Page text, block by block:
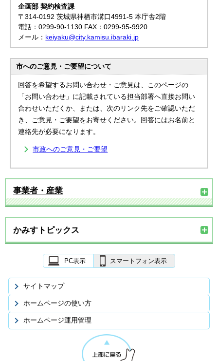
企画部 契約検査課
〒314-0192 茨城県神栖市溝口4991-5 本庁舎2階
電話：0299-90-1130 FAX：0299-95-9920
メール： keiyaku@city.kamisu.ibaraki.jp
市へのご意見・ご要望について
回答を希望するお問い合わせ・ご意見は、このページの
「お問い合わせ」に記載されている担当部署へ直接お問い
合わせいただくか、または、次のリンク先をご確認いただ
き、ご意見・ご要望をお寄せください。回答にはお名前と
連絡先が必要になります。
市政へのご意見・ご要望
事業者・産業
かみすトピックス
PC表示 スマートフォン表示
サイトマップ
ホームページの使い方
ホームページ運用管理